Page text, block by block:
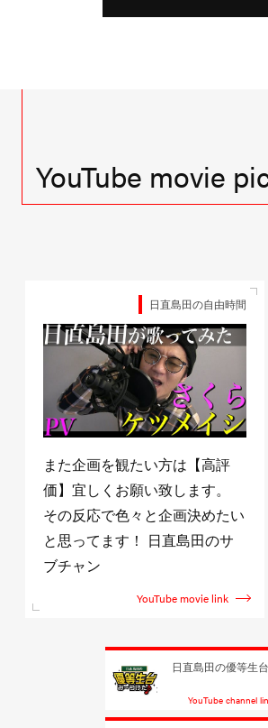
YouTube movie
日直島田の自由時間
また企画を観たい方は【高評
価】宜しくお願い致します。
その反応で色々と企画決めたい
と思ってます！ 日直島田のサ
ブチャン
YouTube movie link
日直島田の優等生
YouTube channel